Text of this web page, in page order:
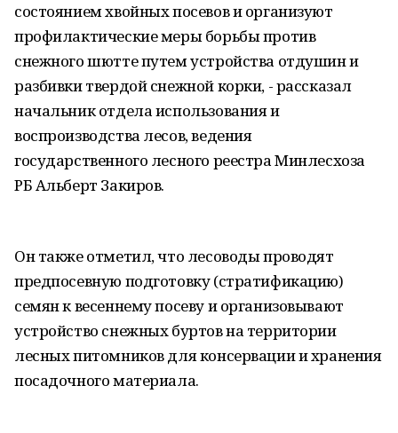
состоянием хвойных посевов и организуют
профилактические меры борьбы против
снежного шютте путем устройства отдушин и
разбивки твердой снежной корки, - рассказал
начальник отдела использования и
воспроизводства лесов, ведения
государственного лесного реестра Минлесхоза
РБ Альберт Закиров.
Он также отметил, что лесоводы проводят
предпосевную подготовку (стратификацию)
семян к весеннему посеву и организовывают
устройство снежных буртов на территории
лесных питомников для консервации и хранения
посадочного материала.